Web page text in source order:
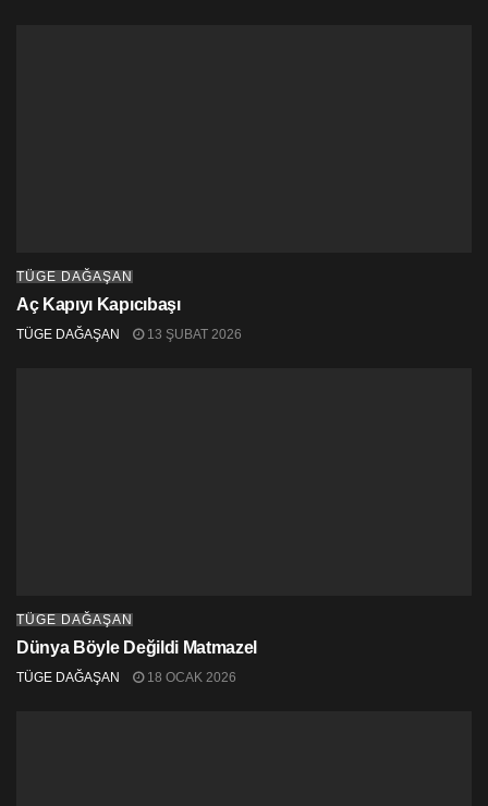
TÜGE DAĞAŞAN
Aç Kapıyı Kapıcıbaşı
TÜGE DAĞAŞAN 13 ŞUBAT 2026
TÜGE DAĞAŞAN
Dünya Böyle Değildi Matmazel
TÜGE DAĞAŞAN 18 OCAK 2026